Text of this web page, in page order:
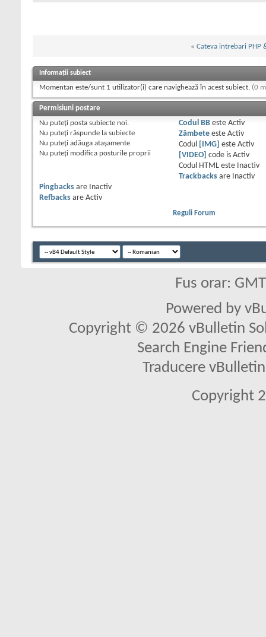
« Cateva intrebari PHP
Informații subiect
Momentan este/sunt 1 utilizator(i) care navighează în acest subiect. (0
Permisiuni postare
Nu puteţi posta subiecte noi.
Nu puteţi răspunde la subiecte
Nu puteţi adăuga ataşamente
Nu puteţi modifica posturile proprii
Codul BBeste Activ
Zâmbeteeste Activ
Codul
[IMG] este Activ
[VIDEO]
code is Activ
Codul HTML este
Inactiv
Trackbacksare
Inactiv
Pingbacks are
Inactiv
Refbacks are Activ
Reguli Forum
Fus orar:
Powered by
Copyright © 2026 vBulletin
Search Engine
Traducere
Copyright